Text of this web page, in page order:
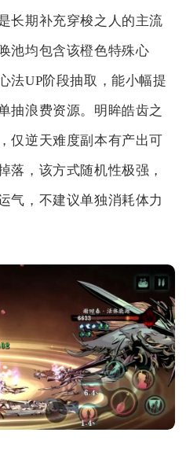
长期补充穿梭之人的主流
池均包含该橙色特殊心
法UP阶段抽取，能小幅提
抽浪费资源。明眸皓齿之
仅逆天难度副本有产出可
落，该方式随机性极强，
气，不建议单独消耗体力